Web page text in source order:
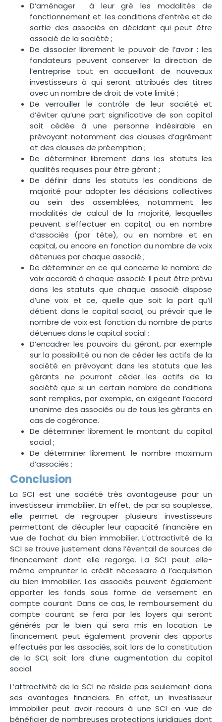
D’aménager à leur gré les modalités de
fonctionnement et les conditions d’entrée et de
sortie des associés en décidant qui peut être
associé de la société ;
De dissocier librement le pouvoir de l’avoir : les
fondateurs peuvent conserver la direction de
l’entreprise tout en accueillant de nouveaux
investisseurs à qui seront attribués des titres
avec un nombre de droit de vote limité ;
De verrouiller le contrôle de leur société et
d’éviter qu’une part significative de son capital
soit cédée à une personne indésirable en
prévoyant notamment des clauses d’agrément
et des clauses de préemption ;
De déterminer librement dans les statuts les
qualités requises pour être gérant ;
De définir dans les statuts les conditions de
majorité pour adopter les décisions collectives
au sein des assemblées, notamment les
modalités de calcul de la majorité, lesquelles
peuvent s’effectuer en capital, ou en nombre
d’associés (par tête), ou en nombre et en
capital, ou encore en fonction du nombre de voix
détenues par chaque associé ;
De déterminer en ce qui concerne le nombre de
voix accordé à chaque associé. Il peut être prévu
dans les statuts que chaque associé dispose
d’une voix et ce, quelle que soit la part qu’il
détient dans le capital social, ou prévoir que le
nombre de voix est fonction du nombre de parts
détenues dans le capital social ;
D’encadrer les pouvoirs du gérant, par exemple
sur la possibilité ou non de céder les actifs de la
société en prévoyant dans les statuts que les
gérants ne pourront céder les actifs de la
société que si un certain nombre de conditions
sont remplies, par exemple, en exigeant l’accord
unanime des associés ou de tous les gérants en
cas de cogérance.
De déterminer librement le montant du capital
social ;
De déterminer librement le nombre maximum
d’associés ;
Conclusion
La SCI est une société très avantageuse pour un
investisseur immobilier. En effet, de par sa souplesse,
elle permet de regrouper plusieurs investisseurs
permettant de décupler leur capacité financière en
vue de l’achat du bien immobilier. L’attractivité de la
SCI se trouve justement dans l’éventail de sources de
financement dont elle regorge. La SCI peut elle-
même emprunter le crédit nécessaire à l’acquisition
du bien immobilier. Les associés peuvent également
apporter les fonds sous forme de versement en
compte courant. Dans ce cas, le remboursement du
compte courant se fera par les loyers qui seront
générés par le bien qui sera mis en location. Le
financement peut également provenir des apports
effectués par les associés, soit lors de la constitution
de la SCI, soit lors d’une augmentation du capital
social.
L’attractivité de la SCI ne réside pas seulement dans
ses avantages financiers. En effet, un investisseur
immobilier peut avoir recours à une SCI en vue de
bénéficier de nombreuses protections juridiques dont